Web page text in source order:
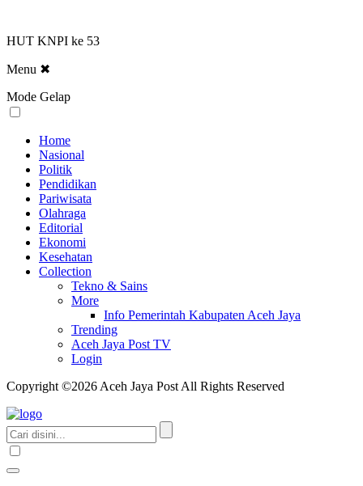
HUT KNPI ke 53
Menu ✖
Mode Gelap
Home
Nasional
Politik
Pendidikan
Pariwisata
Olahraga
Editorial
Ekonomi
Kesehatan
Collection
Tekno & Sains
More
Info Pemerintah Kabupaten Aceh Jaya
Trending
Aceh Jaya Post TV
Login
Copyright ©2026 Aceh Jaya Post All Rights Reserved